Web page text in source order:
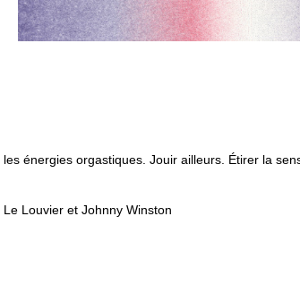
énergies orgastiques. Jouir ailleurs. Étirer la
Louvier et Johnny Winston